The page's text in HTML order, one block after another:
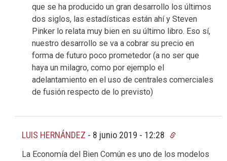
que se ha producido un gran desarrollo los últimos
dos siglos, las estadísticas están ahí y Steven
Pinker lo relata muy bien en su último libro. Eso sí,
nuestro desarrollo se va a cobrar su precio en
forma de futuro poco prometedor (a no ser que
haya un milagro, como por ejemplo el
adelantamiento en el uso de centrales comerciales
de fusión respecto de lo previsto)
LUIS HERNÁNDEZ - 8 junio 2019 - 12:28
La Economía del Bien Común es uno de los modelos